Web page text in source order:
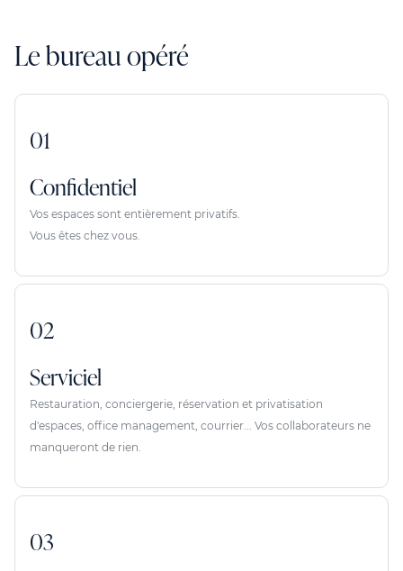
Le bureau opéré
01
Confidentiel
Vos espaces sont entièrement privatifs.
Vous êtes chez vous.
02
Serviciel
Restauration, conciergerie, réservation et privatisation
d'espaces, office management, courrier... Vos collaborateurs ne
manqueront de rien.
03